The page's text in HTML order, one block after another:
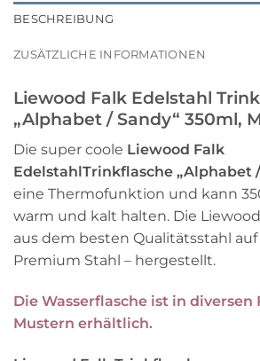
BESCHREIBUNG
ZUSÄTZLICHE INFORMATIONEN
Liewood Falk Edelstahl
„Alphabet / Sandy“ 350ml,
Die super coole Liewood Falk
EdelstahlTrinkflasche „Alphabet
eine Thermofunktion und kann
warm und kalt halten. Die
aus dem besten Qualitätsstahl auf
Premium Stahl – hergestellt.
Die Wasserflasche ist in diversen
Mustern erhältlich.